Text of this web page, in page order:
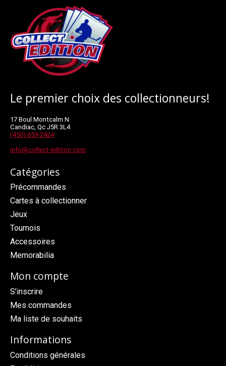
Le premier choix des collectionneurs!
17 Boul Montcalm N
Candiac, Qc J5R 3L4
(450) 659-2424
info@collect-edition.com
Catégories
Précommandes
Cartes à collectionner
Jeux
Tournois
Accessoires
Memorabilia
Mon compte
S'inscrire
Mes commandes
Ma liste de souhaits
Informations
Conditions générales